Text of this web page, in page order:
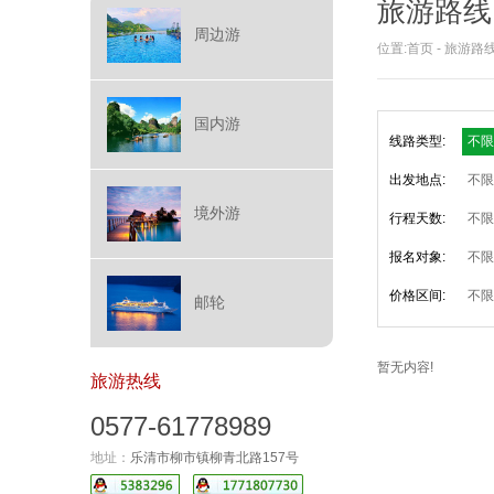
周边游
国内游
境外游
邮轮
旅游热线
0577-61778989
地址： 乐清市柳市镇柳青北路157号
旅游路线
位置:首页 - 旅游路
线路类型: 不限
出发地点: 不限
行程天数: 不限
报名对象: 不限
价格区间: 不限
暂无内容!